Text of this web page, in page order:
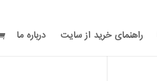
راهنمای خرید از سایت درباره ما